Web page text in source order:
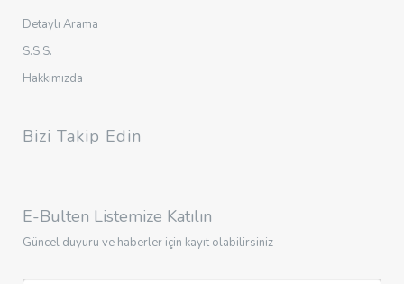
Detaylı Arama
S.S.S.
Hakkımızda
Bizi Takip Edin
E-Bulten Listemize Katılın
Güncel duyuru ve haberler için kayıt olabilirsiniz